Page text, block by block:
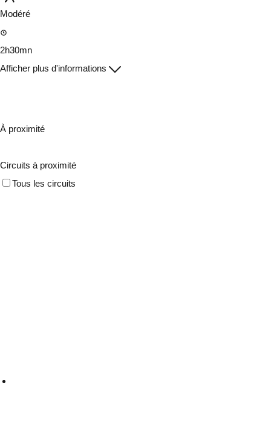
Modéré
2h30mn
Afficher plus d'informations
À proximité
Circuits à proximité
Tous les circuits